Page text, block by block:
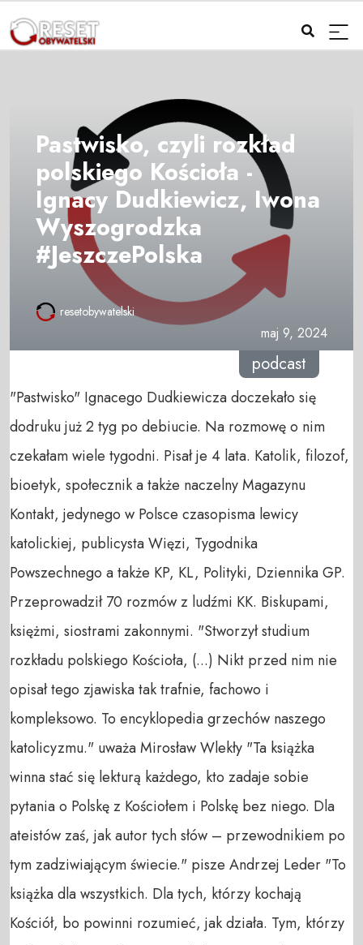
Pastwisko, czyli rozkład
polskiego Kościoła -
Ignacy Dudkiewicz, Iwona
Wyszogrodzka
#JeszczePolska
resetobywatelski
maj 9, 2024
podcast
"Pastwisko" Ignacego Dudkiewicza doczekało się
dodruku już 2 tyg po debiucie. Na rozmowę o nim
czekałam wiele tygodni. Pisał je 4 lata. Katolik, filozof,
bioetyk, społecznik a także naczelny Magazynu
Kontakt, jedynego w Polsce czasopisma lewicy
katolickiej, publicysta Więzi, Tygodnika
Powszechnego a także KP, KL, Polityki, Dziennika GP.
Przeprowadził 70 rozmów z ludźmi KK. Biskupami,
księżmi, siostrami zakonnymi. "Stworzył studium
rozkładu polskiego Kościoła, (...) Nikt przed nim nie
opisał tego zjawiska tak trafnie, fachowo i
kompleksowo. To encyklopedia grzechów naszego
katolicyzmu." uważa Mirosław Wlekły "Ta książka
winna stać się lekturą każdego, kto zadaje sobie
pytania o Polskę z Kościołem i Polskę bez niego. Dla
ateistów zaś, jak autor tych słów – przewodnikiem po
tym zadziwiającym świecie." pisze Andrzej Leder "To
książka dla wszystkich. Dla tych, którzy kochają
Kościół, bo powinni rozumieć, jak działa. Tym, którzy